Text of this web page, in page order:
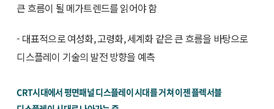
큰 흐름이 될 메가트렌드를 읽어야 함
- 대표적으로 여성화, 고령화, 세계화 같은 큰 흐름을 바탕으로
디스플레이 기술의 발전 방향을 예측
CRT시대에서 평면패널 디스플레이 시대를 거쳐 이젠 플렉서블